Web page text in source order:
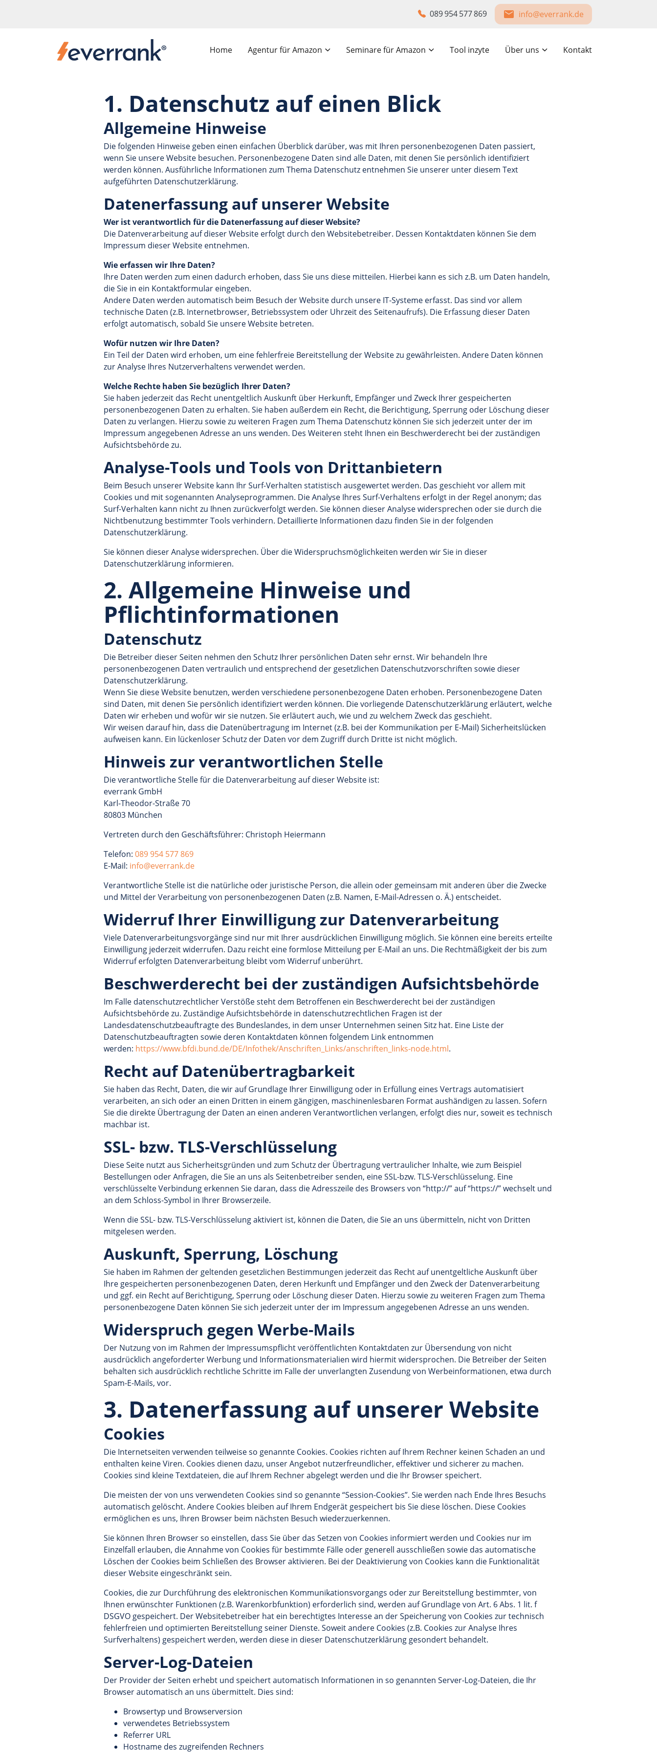
089 954 577 869 info@everrank.de
Home Agentur für Amazon Seminare für Amazon Tool inzyte Über uns Kontakt
1. Datenschutz auf einen Blick
Allgemeine Hinweise
Die folgenden Hinweise geben einen einfachen Überblick darüber, was mit Ihren personenbezogenen Daten passiert,
wenn Sie unsere Website besuchen. Personenbezogene Daten sind alle Daten, mit denen Sie persönlich identifiziert
werden können. Ausführliche Informationen zum Thema Datenschutz entnehmen Sie unserer unter diesem Text
aufgeführten Datenschutzerklärung.
Datenerfassung auf unserer Website
Wer ist verantwortlich für die Datenerfassung auf dieser Website?
Die Datenverarbeitung auf dieser Website erfolgt durch den Websitebetreiber. Dessen Kontaktdaten können Sie dem
Impressum dieser Website entnehmen.
Wie erfassen wir Ihre Daten?
Ihre Daten werden zum einen dadurch erhoben, dass Sie uns diese mitteilen. Hierbei kann es sich z.B. um Daten handeln,
die Sie in ein Kontaktformular eingeben.
Andere Daten werden automatisch beim Besuch der Website durch unsere IT-Systeme erfasst. Das sind vor allem
technische Daten (z.B. Internetbrowser, Betriebssystem oder Uhrzeit des Seitenaufrufs). Die Erfassung dieser Daten
erfolgt automatisch, sobald Sie unsere Website betreten.
Wofür nutzen wir Ihre Daten?
Ein Teil der Daten wird erhoben, um eine fehlerfreie Bereitstellung der Website zu gewährleisten. Andere Daten können
zur Analyse Ihres Nutzerverhaltens verwendet werden.
Welche Rechte haben Sie bezüglich Ihrer Daten?
Sie haben jederzeit das Recht unentgeltlich Auskunft über Herkunft, Empfänger und Zweck Ihrer gespeicherten
personenbezogenen Daten zu erhalten. Sie haben außerdem ein Recht, die Berichtigung, Sperrung oder Löschung dieser
Daten zu verlangen. Hierzu sowie zu weiteren Fragen zum Thema Datenschutz können Sie sich jederzeit unter der im
Impressum angegebenen Adresse an uns wenden. Des Weiteren steht Ihnen ein Beschwerderecht bei der zuständigen
Aufsichtsbehörde zu.
Analyse-Tools und Tools von Drittanbietern
Beim Besuch unserer Website kann Ihr Surf-Verhalten statistisch ausgewertet werden. Das geschieht vor allem mit
Cookies und mit sogenannten Analyseprogrammen. Die Analyse Ihres Surf-Verhaltens erfolgt in der Regel anonym; das
Surf-Verhalten kann nicht zu Ihnen zurückverfolgt werden. Sie können dieser Analyse widersprechen oder sie durch die
Nichtbenutzung bestimmter Tools verhindern. Detaillierte Informationen dazu finden Sie in der folgenden
Datenschutzerklärung.
Sie können dieser Analyse widersprechen. Über die Widerspruchsmöglichkeiten werden wir Sie in dieser
Datenschutzerklärung informieren.
2. Allgemeine Hinweise und
Pflichtinformationen
Datenschutz
Die Betreiber dieser Seiten nehmen den Schutz Ihrer persönlichen Daten sehr ernst. Wir behandeln Ihre
personenbezogenen Daten vertraulich und entsprechend der gesetzlichen Datenschutzvorschriften sowie dieser
Datenschutzerklärung.
Wenn Sie diese Website benutzen, werden verschiedene personenbezogene Daten erhoben. Personenbezogene Daten
sind Daten, mit denen Sie persönlich identifiziert werden können. Die vorliegende Datenschutzerklärung erläutert, welche
Daten wir erheben und wofür wir sie nutzen. Sie erläutert auch, wie und zu welchem Zweck das geschieht.
Wir weisen darauf hin, dass die Datenübertragung im Internet (z.B. bei der Kommunikation per E-Mail) Sicherheitslücken
aufweisen kann. Ein lückenloser Schutz der Daten vor dem Zugriff durch Dritte ist nicht möglich.
Hinweis zur verantwortlichen Stelle
Die verantwortliche Stelle für die Datenverarbeitung auf dieser Website ist:
everrank GmbH
Karl-Theodor-Straße 70
80803 München
Vertreten durch den Geschäftsführer: Christoph Heiermann
Telefon: 089 954 577 869
E-Mail: info@everrank.de
Verantwortliche Stelle ist die natürliche oder juristische Person, die allein oder gemeinsam mit anderen über die Zwecke
und Mittel der Verarbeitung von personenbezogenen Daten (z.B. Namen, E-Mail-Adressen o. Ä.) entscheidet.
Widerruf Ihrer Einwilligung zur Datenverarbeitung
Viele Datenverarbeitungsvorgänge sind nur mit Ihrer ausdrücklichen Einwilligung möglich. Sie können eine bereits erteilte
Einwilligung jederzeit widerrufen. Dazu reicht eine formlose Mitteilung per E-Mail an uns. Die Rechtmäßigkeit der bis zum
Widerruf erfolgten Datenverarbeitung bleibt vom Widerruf unberührt.
Beschwerderecht bei der zuständigen Aufsichtsbehörde
Im Falle datenschutzrechtlicher Verstöße steht dem Betroffenen ein Beschwerderecht bei der zuständigen
Aufsichtsbehörde zu. Zuständige Aufsichtsbehörde in datenschutzrechtlichen Fragen ist der
Landesdatenschutzbeauftragte des Bundeslandes, in dem unser Unternehmen seinen Sitz hat. Eine Liste der
Datenschutzbeauftragten sowie deren Kontaktdaten können folgendem Link entnommen
werden: https://www.bfdi.bund.de/DE/Infothek/Anschriften_Links/anschriften_links-node.html.
Recht auf Datenübertragbarkeit
Sie haben das Recht, Daten, die wir auf Grundlage Ihrer Einwilligung oder in Erfüllung eines Vertrags automatisiert
verarbeiten, an sich oder an einen Dritten in einem gängigen, maschinenlesbaren Format aushändigen zu lassen. Sofern
Sie die direkte Übertragung der Daten an einen anderen Verantwortlichen verlangen, erfolgt dies nur, soweit es technisch
machbar ist.
SSL- bzw. TLS-Verschlüsselung
Diese Seite nutzt aus Sicherheitsgründen und zum Schutz der Übertragung vertraulicher Inhalte, wie zum Beispiel
Bestellungen oder Anfragen, die Sie an uns als Seitenbetreiber senden, eine SSL-bzw. TLS-Verschlüsselung. Eine
verschlüsselte Verbindung erkennen Sie daran, dass die Adresszeile des Browsers von “http://” auf “https://” wechselt und
an dem Schloss-Symbol in Ihrer Browserzeile.
Wenn die SSL- bzw. TLS-Verschlüsselung aktiviert ist, können die Daten, die Sie an uns übermitteln, nicht von Dritten
mitgelesen werden.
Auskunft, Sperrung, Löschung
Sie haben im Rahmen der geltenden gesetzlichen Bestimmungen jederzeit das Recht auf unentgeltliche Auskunft über
Ihre gespeicherten personenbezogenen Daten, deren Herkunft und Empfänger und den Zweck der Datenverarbeitung
und ggf. ein Recht auf Berichtigung, Sperrung oder Löschung dieser Daten. Hierzu sowie zu weiteren Fragen zum Thema
personenbezogene Daten können Sie sich jederzeit unter der im Impressum angegebenen Adresse an uns wenden.
Widerspruch gegen Werbe-Mails
Der Nutzung von im Rahmen der Impressumspflicht veröffentlichten Kontaktdaten zur Übersendung von nicht
ausdrücklich angeforderter Werbung und Informationsmaterialien wird hiermit widersprochen. Die Betreiber der Seiten
behalten sich ausdrücklich rechtliche Schritte im Falle der unverlangten Zusendung von Werbeinformationen, etwa durch
Spam-E-Mails, vor.
3. Datenerfassung auf unserer Website
Cookies
Die Internetseiten verwenden teilweise so genannte Cookies. Cookies richten auf Ihrem Rechner keinen Schaden an und
enthalten keine Viren. Cookies dienen dazu, unser Angebot nutzerfreundlicher, effektiver und sicherer zu machen.
Cookies sind kleine Textdateien, die auf Ihrem Rechner abgelegt werden und die Ihr Browser speichert.
Die meisten der von uns verwendeten Cookies sind so genannte “Session-Cookies”. Sie werden nach Ende Ihres Besuchs
automatisch gelöscht. Andere Cookies bleiben auf Ihrem Endgerät gespeichert bis Sie diese löschen. Diese Cookies
ermöglichen es uns, Ihren Browser beim nächsten Besuch wiederzuerkennen.
Sie können Ihren Browser so einstellen, dass Sie über das Setzen von Cookies informiert werden und Cookies nur im
Einzelfall erlauben, die Annahme von Cookies für bestimmte Fälle oder generell ausschließen sowie das automatische
Löschen der Cookies beim Schließen des Browser aktivieren. Bei der Deaktivierung von Cookies kann die Funktionalität
dieser Website eingeschränkt sein.
Cookies, die zur Durchführung des elektronischen Kommunikationsvorgangs oder zur Bereitstellung bestimmter, von
Ihnen erwünschter Funktionen (z.B. Warenkorbfunktion) erforderlich sind, werden auf Grundlage von Art. 6 Abs. 1 lit. f
DSGVO gespeichert. Der Websitebetreiber hat ein berechtigtes Interesse an der Speicherung von Cookies zur technisch
fehlerfreien und optimierten Bereitstellung seiner Dienste. Soweit andere Cookies (z.B. Cookies zur Analyse Ihres
Surfverhaltens) gespeichert werden, werden diese in dieser Datenschutzerklärung gesondert behandelt.
Server-Log-Dateien
Der Provider der Seiten erhebt und speichert automatisch Informationen in so genannten Server-Log-Dateien, die Ihr
Browser automatisch an uns übermittelt. Dies sind:
Browsertyp und Browserversion
verwendetes Betriebssystem
Referrer URL
Hostname des zugreifenden Rechners